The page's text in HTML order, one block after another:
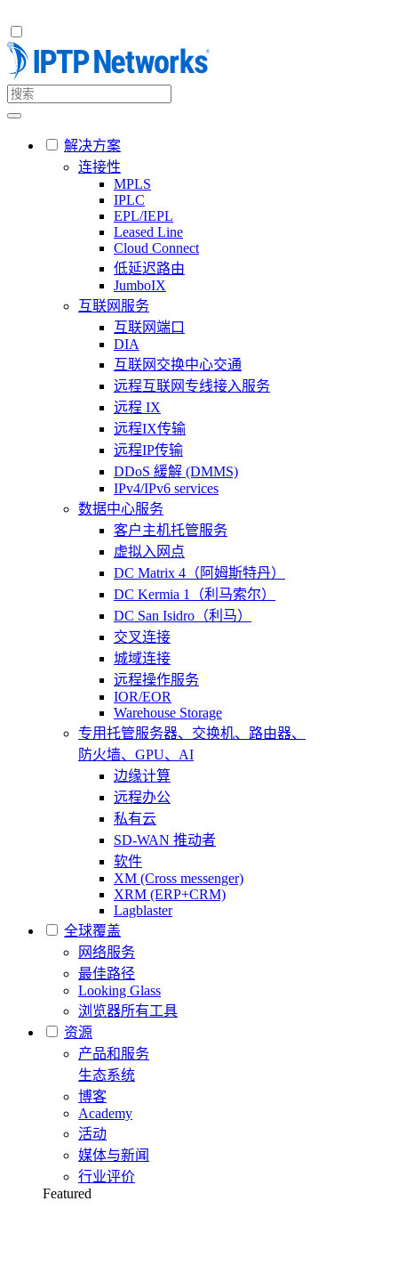
解决方案
连接性
MPLS
IPLC
EPL/IEPL
Leased Line
Cloud Connect
低延迟路由
JumboIX
互联网服务
互联网端口
DIA
互联网交换中心交通
远程互联网专线接入服务
远程 IX
远程IX传输
远程IP传输
DDoS 緩解 (DMMS)
IPv4/IPv6 services
数据中心服务
客户主机托管服务
虚拟入网点
DC Matrix 4（阿姆斯特丹）
DC Kermia 1（利马索尔）
DC San Isidro（利马）
交叉连接
城域连接
远程操作服务
IOR/EOR
Warehouse Storage
专用托管服务器、交换机、路由器、
防火墙、GPU、AI
边缘计算
远程办公
私有云
SD-WAN 推动者
软件
XM (Cross messenger)
XRM (ERP+CRM)
Lagblaster
全球覆盖
网络服务
最佳路径
Looking Glass
浏览器所有工具
资源
产品和服务
生态系统
博客
Academy
活动
媒体与新闻
行业评价
Featured